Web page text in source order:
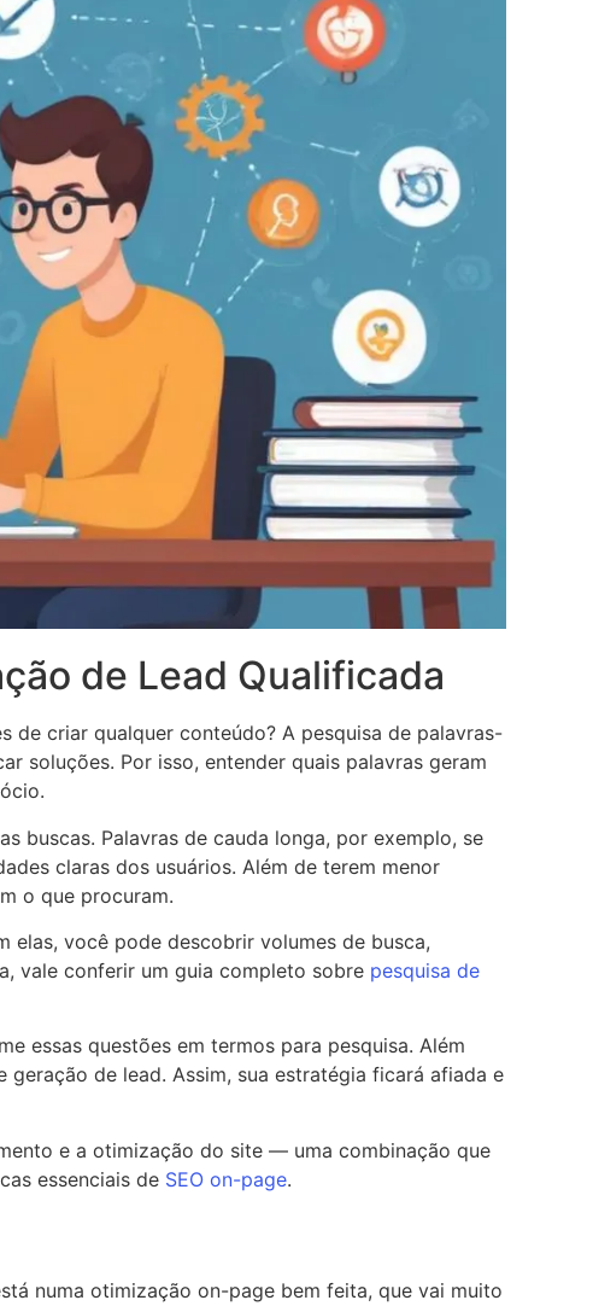
de Lead Qualificada
de criar qualquer conteúdo? A pesquisa de palavras-
soluções. Por isso, entender quais palavras geram
buscas. Palavras de cauda longa, por exemplo, se
claras dos usuários. Além de terem menor
o que procuram.
elas, você pode descobrir volumes de busca,
vale conferir um guia completo sobre pesquisa de
essas questões em termos para pesquisa. Além
de lead. Assim, sua estratégia ficará afiada e
e a otimização do site — uma combinação que
essenciais de SEO on-page.
numa otimização on-page bem feita, que vai muito